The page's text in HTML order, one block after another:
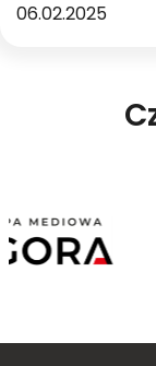
06.02.2025
Agora